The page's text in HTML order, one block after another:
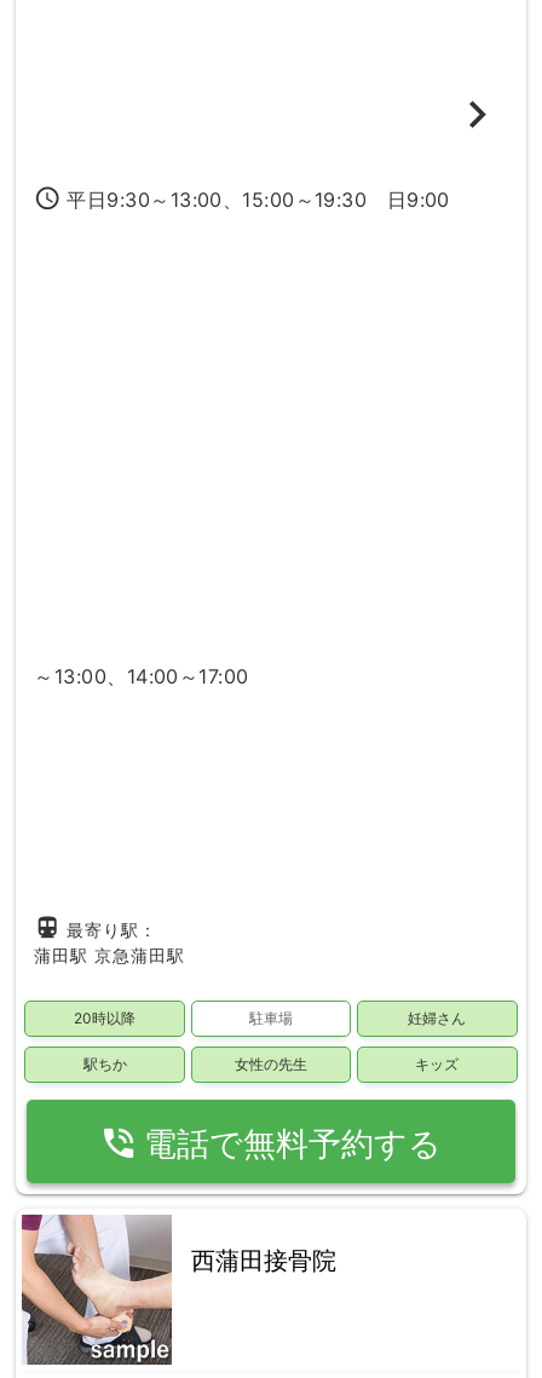
access_time 平日9:30～13:00、15:00～19:30 日9:00
～13:00、14:00～17:00
directions_subway 最寄り駅：
蒲田駅 京急蒲田駅
20時以降 駐車場 妊婦さん
駅ちか 女性の先生 キッズ
phone_in_talk 電話で無料予約する
西蒲田接骨院